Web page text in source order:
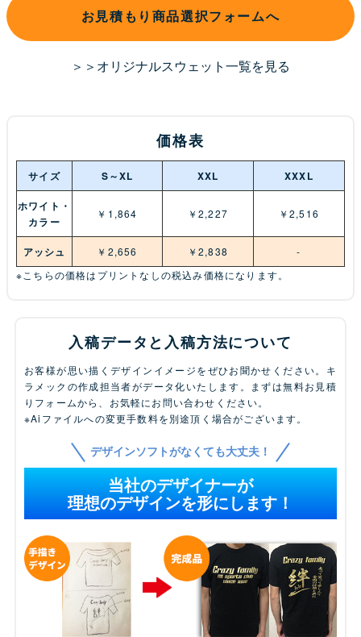
お見積もり商品選択フォームへ
＞＞オリジナルスウェット一覧を見る
価格表
サイズ S～XL XXL XXXL
ホワイト・
カラー
￥1,864 ￥2,227 ￥2,516
アッシュ ￥2,656 ￥2,838
-
※こちらの価格はプリントなしの税込み価格になります。
入稿データと入稿方法について
お客様が思い描くデザインイメージをぜひお聞かせください。キ
ラメックの作成担当者がデータ化いたします。まずは無料お見積
りフォームから、お気軽にお問い合わせください。
※Aiファイルへの変更手数料を別途頂く場合がございます。
デザインソフトがなくても大丈夫！
当社のデザイナーが
理想のデザインを形にします！